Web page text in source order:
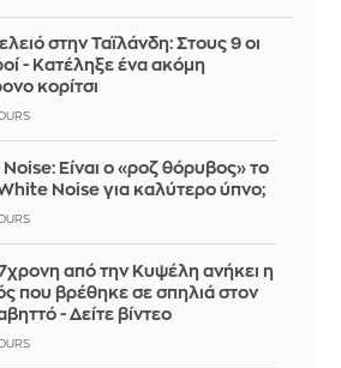
στην Ταϊλάνδη: Στους 9 οι
- Κατέληξε ένα ακόμη
κορίτσι
Noise: Είναι ο «ροζ θόρυβος» το
Noise για καλύτερο ύπνο;
από την Κυψέλη ανήκει η
που βρέθηκε σε σπηλιά στον
- Δείτε βίντεο